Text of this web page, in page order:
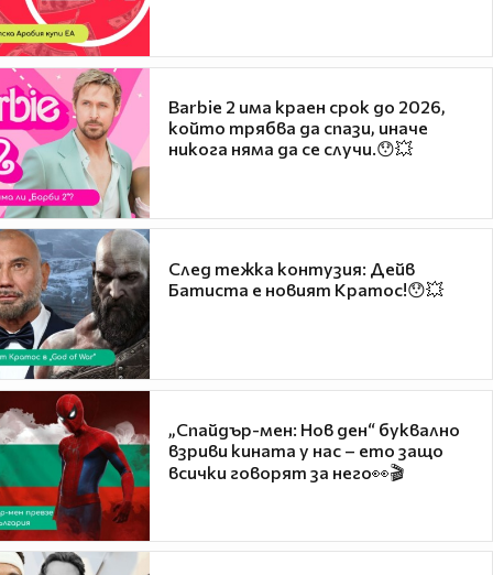
Barbie 2 има краен срок до 2026,
който трябва да спази, иначе
никога няма да се случи.😯💥
След тежка контузия: Дейв
Батиста е новият Кратос!😯💥
„Спайдър-мен: Нов ден“ буквално
взриви кината у нас – ето защо
всички говорят за него👀🎬